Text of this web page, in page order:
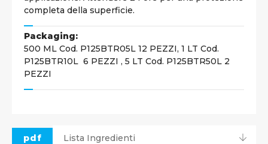
completa della superficie.
Packaging:
500 ML Cod. P125BTR05L 12 PEZZI, 1 LT Cod.
P125BTR10L 6 PEZZI , 5 LT Cod. P125BTR50L 2
PEZZI
pdf Lista Ingredienti